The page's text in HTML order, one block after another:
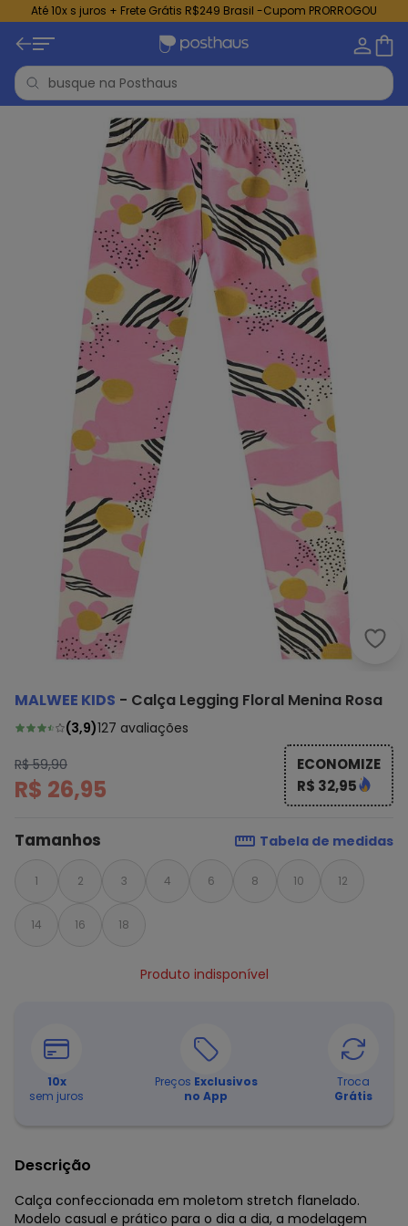
Até 10x s juros + Frete Grátis R$249 Brasil -Cupom PRORROGOU
MALWEE KIDS - Calça Legging Floral Menina Rosa
(3,9)127 avaliações
R$ 59,90
R$ 26,95
ECONOMIZE
R$ 32,95
Tamanhos Tabela de medidas
1 2 3 4 6 8 10 12
14 16 18
Produto indisponível
10x
sem juros
Preços Exclusivos
no App
Troca
Grátis
Descrição
Calça confeccionada em moletom stretch flanelado.
Modelo casual e prático para o dia a dia, a modelagem